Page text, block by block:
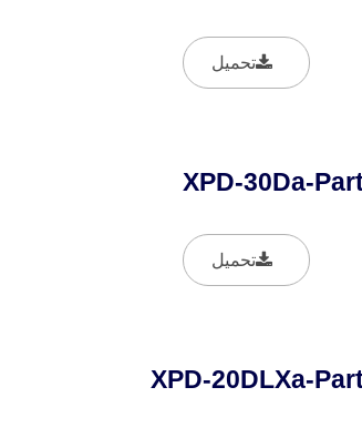
تحميل
XPD-30Da-
تحميل
XPD-20DLXa-